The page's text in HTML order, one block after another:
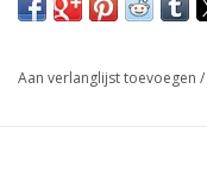
Aan verlanglijst toevoegen /